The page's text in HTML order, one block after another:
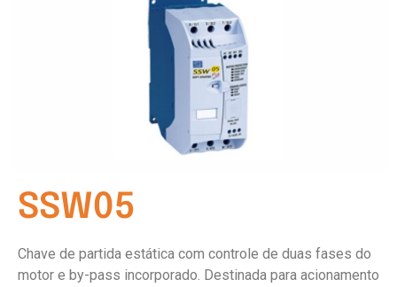
SSW05
Chave de partida estática com controle de duas fases do
motor e by-pass incorporado. Destinada para acionamento